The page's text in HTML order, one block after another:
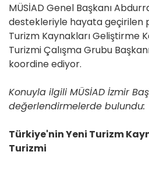
MÜSİAD Genel Başkanı
destekleriyle hayata geçirilen
Turizm Kaynakları Geliştirme
Turizmi Çalışma Grubu
koordine ediyor.
Konuyla ilgili MÜSİAD İzmir
değerlendirmelerde bulundu:
Türkiye'nin Yeni Turizm
Turizmi